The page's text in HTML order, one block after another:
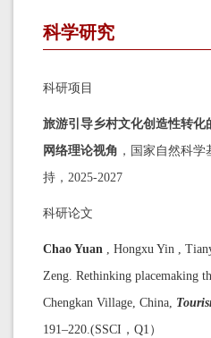
科学研究
科研项目
旅游引导乡村文化创造性转
网络理论视角 ，国家自然科
持，2025-2027
科研论文
Chao Yuan , Hongxu Yin ,
Zeng. Rethinking placemaking
Chengkan Village, China,
191–220.(SSCI，Q1）